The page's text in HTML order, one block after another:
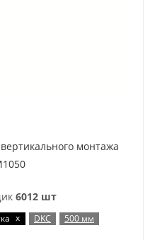
монтажа
6012 шт
x DKC 500 мм